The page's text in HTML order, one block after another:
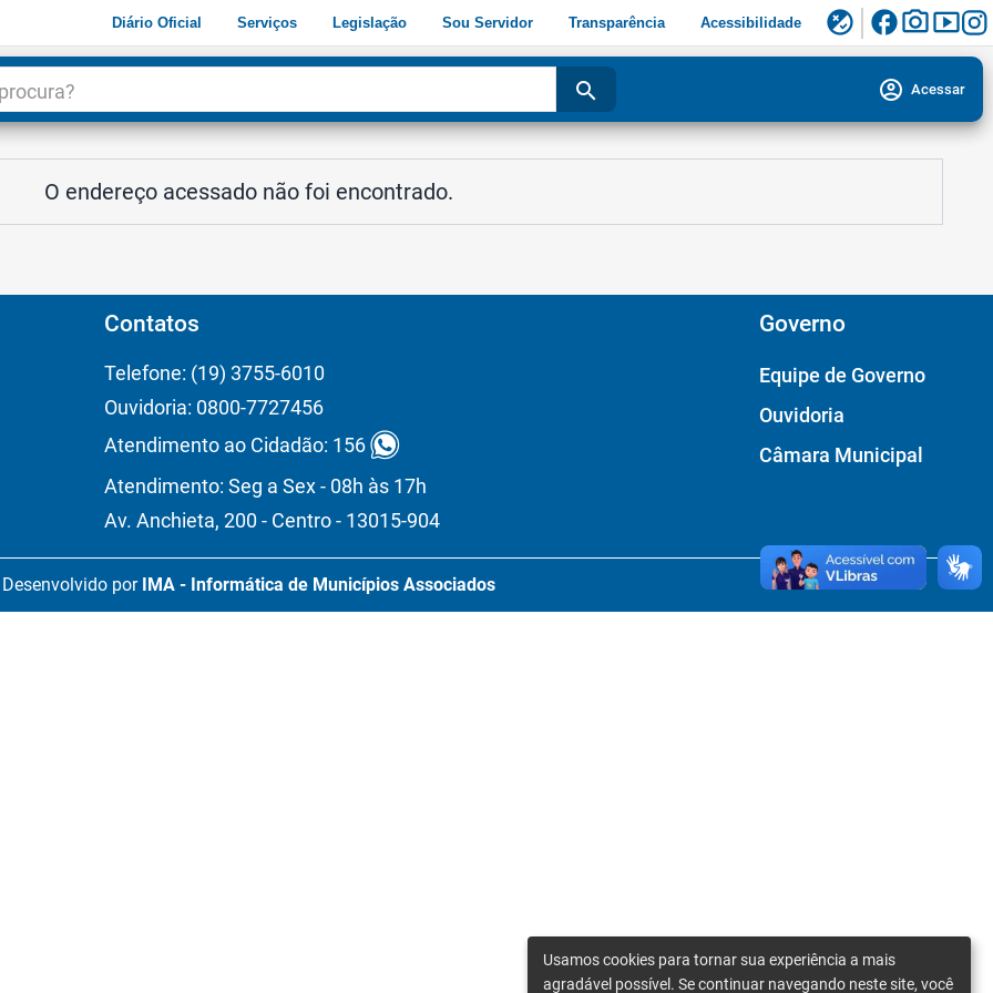
Diário Oficial Serviços Legislação Sou Servidor Transparência Acessibilidade flaky facebookphoto_camerasmart_display
search account_circle Acessar
O endereço acessado não foi encontrado.
Contatos
Telefone: (19) 3755-6010
Ouvidoria: 0800-7727456
Atendimento ao Cidadão: 156
Atendimento: Seg a Sex - 08h às 17h
Av. Anchieta, 200 - Centro - 13015-904
Governo
Equipe de Governo
Ouvidoria
Câmara Municipal
Desenvolvido por IMA - Informática de Municípios Associados
Usamos cookies para tornar sua experiência a mais
agradável possível. Se continuar navegando neste site, você